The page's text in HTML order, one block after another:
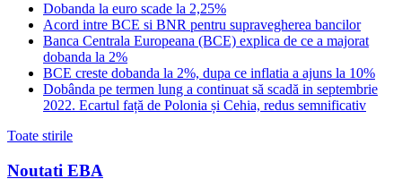
Dobanda la euro scade la 2,25%
Acord intre BCE si BNR pentru supravegherea bancilor
Banca Centrala Europeana (BCE) explica de ce a majorat
dobanda la 2%
BCE creste dobanda la 2%, dupa ce inflatia a ajuns la 10%
Dobânda pe termen lung a continuat să scadă in septembrie
2022. Ecartul față de Polonia și Cehia, redus semnificativ
Toate stirile
Noutati EBA